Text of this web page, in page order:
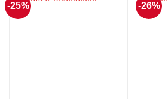
-25% -26%